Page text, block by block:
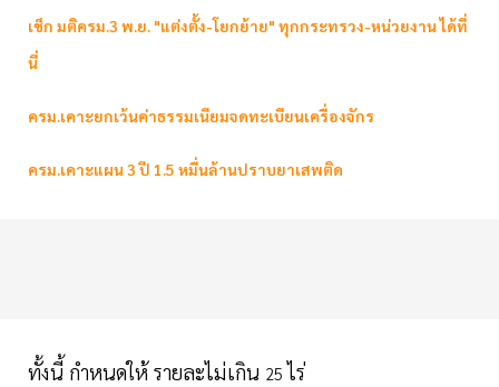
เช็ก มติครม.3 พ.ย. "แต่งตั้ง-โยกย้าย" ทุกกระทรวง-หน่วยงาน ได้ที่
นี่
ครม.เคาะยกเว้นค่าธรรมเนียมจดทะเบียนเครื่องจักร
ครม.เคาะแผน 3 ปี 1.5 หมื่นล้านปราบยาเสพติด
ทั้งนี้ กำหนดให้ รายละไม่เกิน 25 ไร่